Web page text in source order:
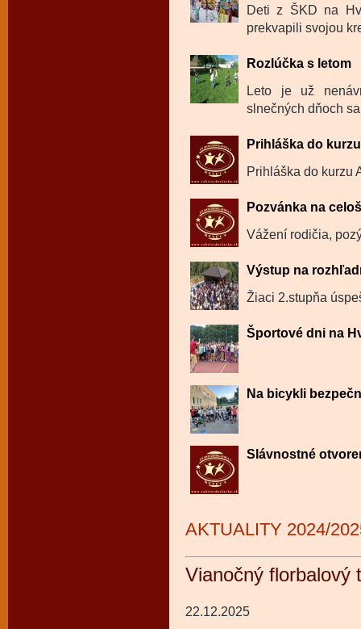
Deti z ŠKD na
prekvapili svojou
Rozlúčka s letom
Leto je už
slnečných dňoch
Prihláška do
Prihláška do kurzu
Pozvánka na
Vážení rodičia,
Výstup na
Žiaci 2.stupňa
Športové dni na
Na bicykli
Slávnostné
AKTUALITY 2024/
Vianočný florbalový
22.12.2025